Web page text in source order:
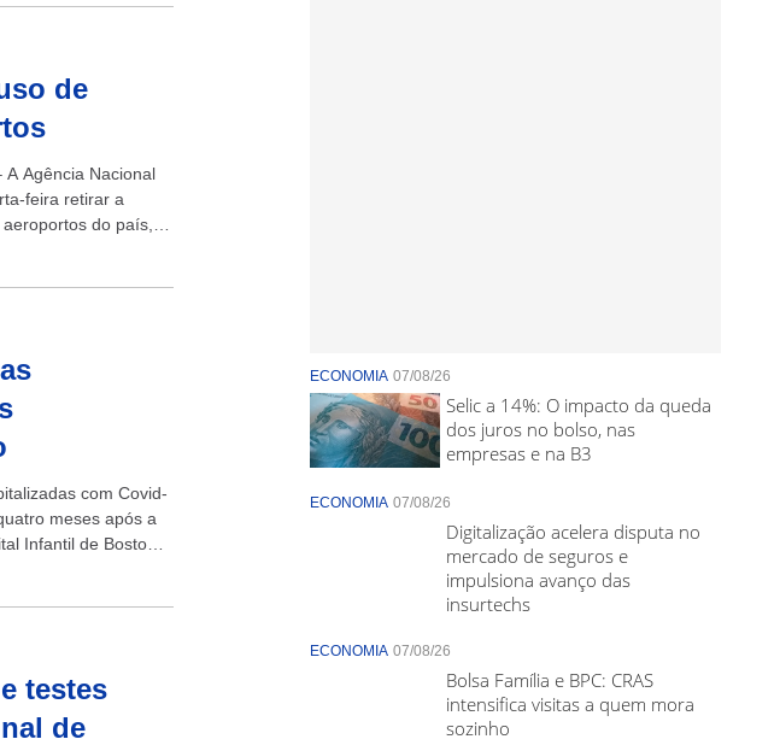
de
A Agência Nacional
feira retirar a
do país,
com Covid-
meses após a
Infantil de Boston,
testes
de
ECONOMIA 07/08/26
Selic a 14%: O impacto da queda
dos juros no bolso, nas
empresas e na B3
ECONOMIA 07/08/26
Digitalização acelera disputa no
mercado de seguros e
impulsiona avanço das
insurtechs
ECONOMIA 07/08/26
Bolsa Família e BPC: CRAS
intensifica visitas a quem mora
sozinho